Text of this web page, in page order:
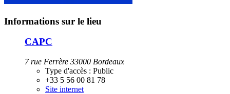
Informations sur le lieu
CAPC
7 rue Ferrère 33000 Bordeaux
Type d'accès : Public
+33 5 56 00 81 78
Site internet